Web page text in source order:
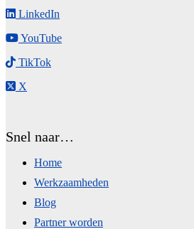
LinkedIn
YouTube
TikTok
X
Snel naar…
Home
Werkzaamheden
Blog
Partner worden